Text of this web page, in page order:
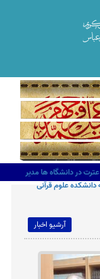
در دانشگاه ها مدیر
دانشکده علوم قرآنی
آرشیو اخبار